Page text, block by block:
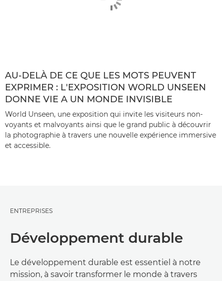
AU-DELÀ DE CE QUE LES MOTS PEUVENT
EXPRIMER : L'EXPOSITION WORLD UNSEEN
DONNE VIE A UN MONDE INVISIBLE
World Unseen, une exposition qui invite les visiteurs non-
voyants et malvoyants ainsi que le grand public à découvrir
la photographie à travers une nouvelle expérience immersive
et accessible.
ENTREPRISES
Développement durable
Le développement durable est essentiel à notre
mission, à savoir transformer le monde à travers